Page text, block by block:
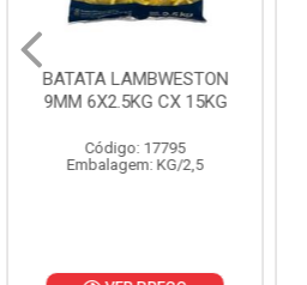
BATATA LAMBWESTON
9MM 6X2.5KG CX 15KG
Código: 17795
Embalagem: KG/2,5